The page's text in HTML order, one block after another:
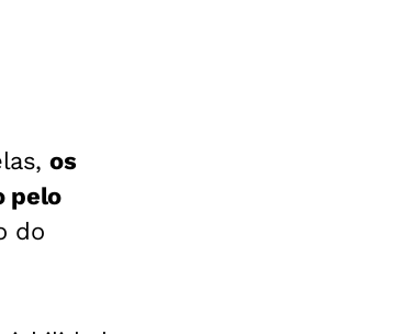
os
pelo
do